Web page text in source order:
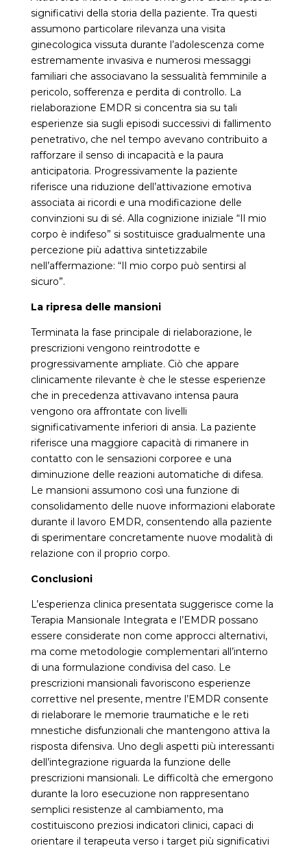
significativi della storia della paziente. Tra questi
assumono particolare rilevanza una visita
ginecologica vissuta durante l’adolescenza come
estremamente invasiva e numerosi messaggi
familiari che associavano la sessualità femminile a
pericolo, sofferenza e perdita di controllo. La
rielaborazione EMDR si concentra sia su tali
esperienze sia sugli episodi successivi di fallimento
penetrativo, che nel tempo avevano contribuito a
rafforzare il senso di incapacità e la paura
anticipatoria. Progressivamente la paziente
riferisce una riduzione dell’attivazione emotiva
associata ai ricordi e una modificazione delle
convinzioni su di sé. Alla cognizione iniziale “Il mio
corpo è indifeso” si sostituisce gradualmente una
percezione più adattiva sintetizzabile
nell’affermazione: “Il mio corpo può sentirsi al
sicuro”.
La ripresa delle mansioni
Terminata la fase principale di rielaborazione, le
prescrizioni vengono reintrodotte e
progressivamente ampliate. Ciò che appare
clinicamente rilevante è che le stesse esperienze
che in precedenza attivavano intensa paura
vengono ora affrontate con livelli
significativamente inferiori di ansia. La paziente
riferisce una maggiore capacità di rimanere in
contatto con le sensazioni corporee e una
diminuzione delle reazioni automatiche di difesa.
Le mansioni assumono così una funzione di
consolidamento delle nuove informazioni elaborate
durante il lavoro EMDR, consentendo alla paziente
di sperimentare concretamente nuove modalità di
relazione con il proprio corpo.
Conclusioni
L’esperienza clinica presentata suggerisce come la
Terapia Mansionale Integrata e l’EMDR possano
essere considerate non come approcci alternativi,
ma come metodologie complementari all’interno
di una formulazione condivisa del caso. Le
prescrizioni mansionali favoriscono esperienze
correttive nel presente, mentre l’EMDR consente
di rielaborare le memorie traumatiche e le reti
mnestiche disfunzionali che mantengono attiva la
risposta difensiva. Uno degli aspetti più interessanti
dell’integrazione riguarda la funzione delle
prescrizioni mansionali. Le difficoltà che emergono
durante la loro esecuzione non rappresentano
semplici resistenze al cambiamento, ma
costituiscono preziosi indicatori clinici, capaci di
orientare il terapeuta verso i target più significativi